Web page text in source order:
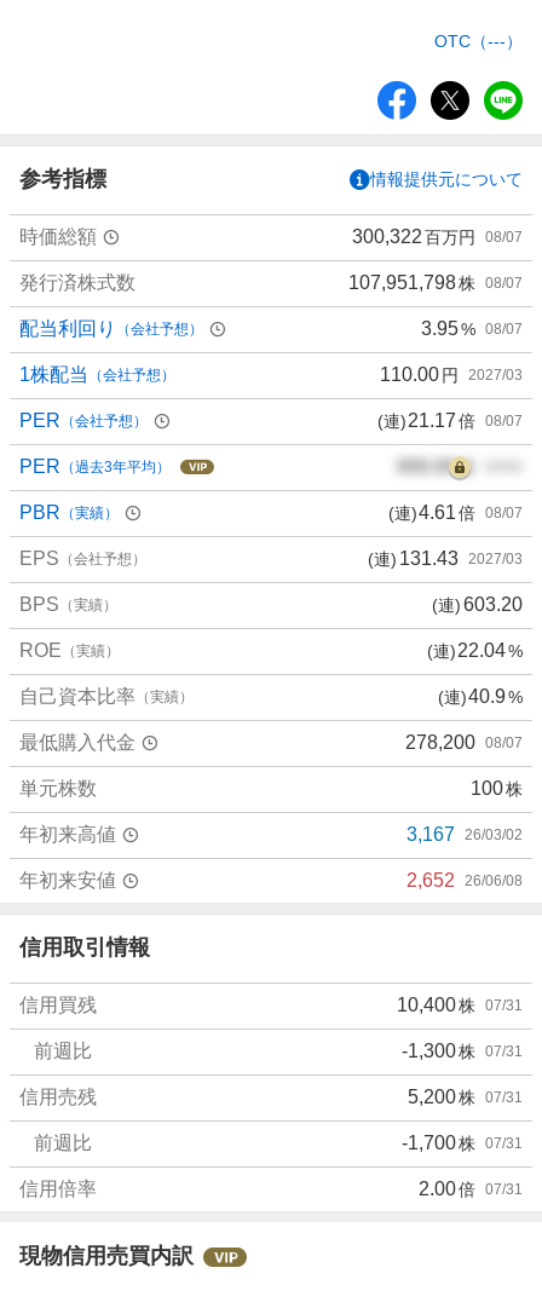
OTC（---）
ア
参考指標 情報提供元について
時価総額 300,322百万円 08/07
発行済株式数 107,951,798株 08/07
配当利回り （会社予想） 3.95% 08/07
1株配当 （会社予想） 110.00円 2027/03
PER （会社予想） (連)21.17倍 08/07
PER （過去3年平均） 000.00倍
PBR （実績） (連)4.61倍 08/07
EPS （会社予想） (連) 131.43 2027/03
BPS （実績） (連)603.20
ROE （実績） (連)22.04%
自己資本比率 （実績） (連)40.9%
最低購入代金 278,200 08/07
単元株数 100株
年初来高値 3,167 26/03/02
年初来安値 2,652 26/06/08
信用取引情報
信用買残 10,400株 07/31
前週比 -1,300株 07/31
信用売残 5,200株 07/31
前週比 -1,700株 07/31
信用倍率 2.00倍 07/31
現物信用売買内訳